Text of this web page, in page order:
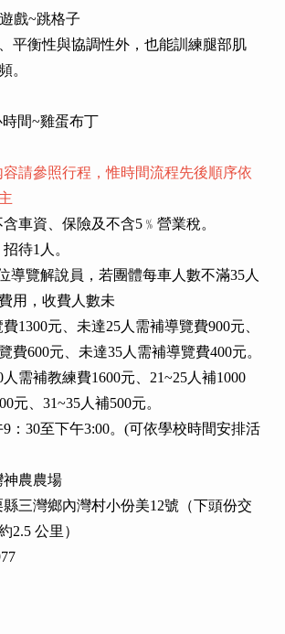
戲~跳格子
平衡性與協調性外，也能訓練腿部肌
。
時間~雞蛋布丁
請參照行程，惟時間流程先後順序依
車資、保險及不含5﹪營業稅。
待1人。
導覽解說員，若團體每車人數不滿35人
用，收費人數未
1300元、未達25人需補導覽費900元、
費600元、未達35人需補導覽費400元。
需補教練費1600元、21~25人補1000
元、31~35人補500元。
：30至下午3:00。(可依學校時間安排活
神農農場
縣三灣鄉內灣村小份美12號（下頭份交
2.5 公里）